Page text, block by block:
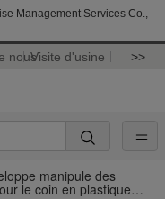
Management Services Co.,
nousVisite d'usine >>
manipule des
le coin en plastique